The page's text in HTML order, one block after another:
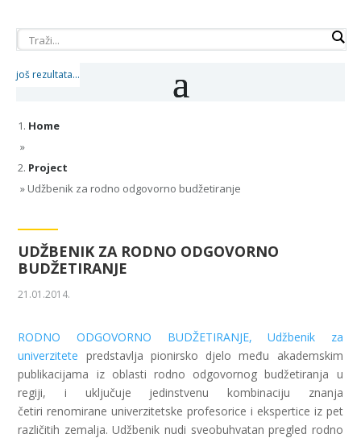
još rezultata...
Home
»
Project
» Udžbenik za rodno odgovorno budžetiranje
UDŽBENIK ZA RODNO ODGOVORNO
BUDŽETIRANJE
21.01.2014.
RODNO ODGOVORNO BUDŽETIRANJE,Udžbenik za
univerzitete predstavlja pionirsko djelo među akademskim
publikacijama iz oblasti rodno odgovornog budžetiranja u
regiji, i uključuje jedinstvenu kombinaciju znanja
četiri renomirane univerzitetske profesorice i ekspertice iz pet
različitih zemalja. Udžbenik nudi sveobuhvatan pregled rodno